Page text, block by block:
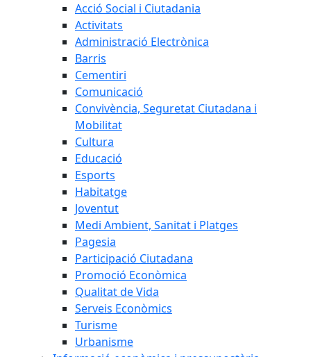
Acció Social i Ciutadania
Activitats
Administració Electrònica
Barris
Cementiri
Comunicació
Convivència, Seguretat Ciutadana i
Mobilitat
Cultura
Educació
Esports
Habitatge
Joventut
Medi Ambient, Sanitat i Platges
Pagesia
Participació Ciutadana
Promoció Econòmica
Qualitat de Vida
Serveis Econòmics
Turisme
Urbanisme